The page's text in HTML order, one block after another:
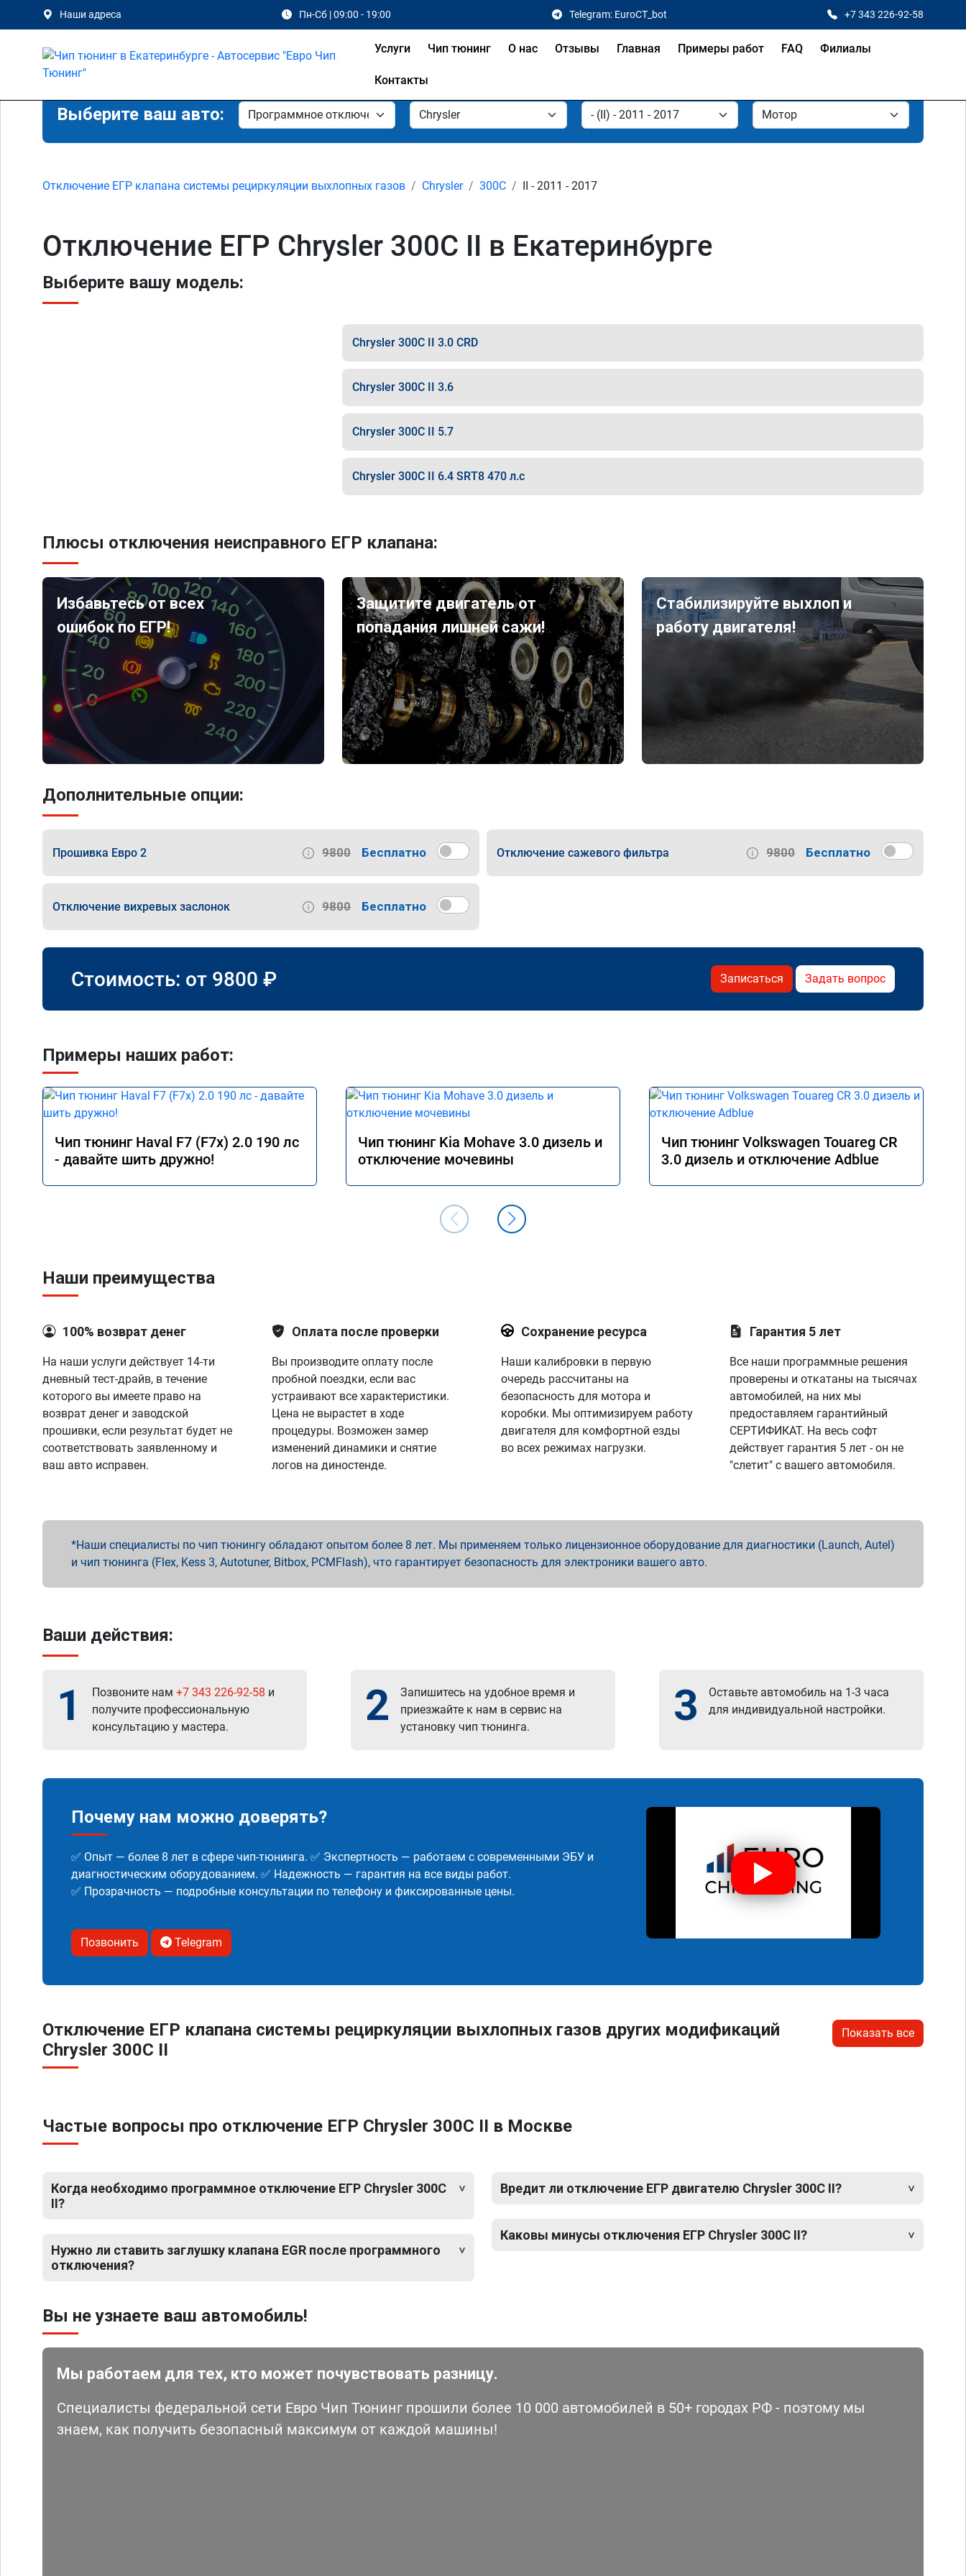
Наши адреса Пн-Сб | 09:00 - 19:00 Telegram: EuroCT_bot +7 343 226-92-58
Услуги Чип тюнинг О нас Отзывы Главная Примеры работ FAQ Филиалы
Контакты
Выберите ваш авто:
Отключение ЕГР клапана системы рециркуляции выхлопных газов Chrysler 300C II - 2011 - 2017
Отключение ЕГР Chrysler 300C II в Екатеринбурге
Выберите вашу модель:
Chrysler 300C II 3.0 CRD
Chrysler 300C II 3.6
Chrysler 300C II 5.7
Chrysler 300C II 6.4 SRT8 470 л.с
Плюсы отключения неисправного ЕГР клапана:
Избавьтесь от всех
ошибок по ЕГР!
Защитите двигатель от
попадания лишней сажи!
Стабилизируйте выхлоп и
работу двигателя!
Дополнительные опции:
Прошивка Евро 2 9800 Бесплатно Отключение сажевого фильтра 9800 Бесплатно
Отключение вихревых заслонок 9800 Бесплатно
Стоимость: от 9800 ₽ Записаться Задать вопрос
Примеры наших работ:
Чип тюнинг Haval F7 (F7x) 2.0 190 лс
- давайте шить дружно!
Чип тюнинг Kia Mohave 3.0 дизель и
отключение мочевины
Чип тюнинг Volkswagen Touareg CR
3.0 дизель и отключение Adblue
Наши преимущества
100% возврат денег
На наши услуги действует 14-ти
дневный тест-драйв, в течение
которого вы имеете право на
возврат денег и заводской
прошивки, если результат будет не
соответствовать заявленному и
ваш авто исправен.
Оплата после проверки
Вы производите оплату после
пробной поездки, если вас
устраивают все характеристики.
Цена не вырастет в ходе
процедуры. Возможен замер
изменений динамики и снятие
логов на диностенде.
Сохранение ресурса
Наши калибровки в первую
очередь рассчитаны на
безопасность для мотора и
коробки. Мы оптимизируем работу
двигателя для комфортной езды
во всех режимах нагрузки.
Гарантия 5 лет
Все наши программные решения
проверены и откатаны на тысячах
автомобилей, на них мы
предоставляем гарантийный
СЕРТИФИКАТ. На весь софт
действует гарантия 5 лет - он не
"слетит" с вашего автомобиля.
Наши специалисты по чип тюнингу обладают опытом более 8 лет. Мы применяем только лицензионное оборудование для диагностики (Launch, Autel)
и чип тюнинга (Flex, Kess 3, Autotuner, Bitbox, PCMFlash), что гарантирует безопасность для электроники вашего авто.
Ваши действия:
1 Позвоните нам +7 343 226-92-58 и
получите профессиональную
консультацию у мастера.
2
Запишитесь на удобное время и
приезжайте к нам в сервис на
установку чип тюнинга.
3
Оставьте автомобиль на 1-3 часа
для индивидуальной настройки.
Почему нам можно доверять?
✅ Опыт — более 8 лет в сфере чип-тюнинга. ✅ Экспертность — работаем с современными ЭБУ и
диагностическим оборудованием. ✅ Надежность — гарантия на все виды работ.
✅ Прозрачность — подробные консультации по телефону и фиксированные цены.
Позвонить Telegram
Отключение ЕГР клапана системы рециркуляции выхлопных газов других модификаций
Chrysler 300C II
Показать все
Частые вопросы про отключение ЕГР Chrysler 300C II в Москве
Когда необходимо программное отключение ЕГР Chrysler 300C
II?
Нужно ли ставить заглушку клапана EGR после программного
отключения?
Вредит ли отключение ЕГР двигателю Chrysler 300C II?
Каковы минусы отключения ЕГР Chrysler 300C II?
Вы не узнаете ваш автомобиль!
Мы работаем для тех, кто может почувствовать разницу.
Специалисты федеральной сети Евро Чип Тюнинг прошили более 10 000 автомобилей в 50+ городах РФ - поэтому мы
знаем, как получить безопасный максимум от каждой машины!